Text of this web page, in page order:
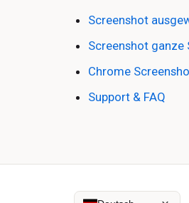
Screenshot
Screenshot ganze
Chrome
Support & FAQ